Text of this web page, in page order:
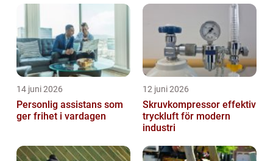
14 juni 2026
Personlig assistans som
ger frihet i vardagen
12 juni 2026
Skruvkompressor effektiv
tryckluft för modern
industri